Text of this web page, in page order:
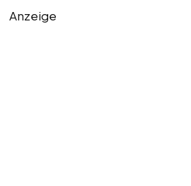
Anzeige